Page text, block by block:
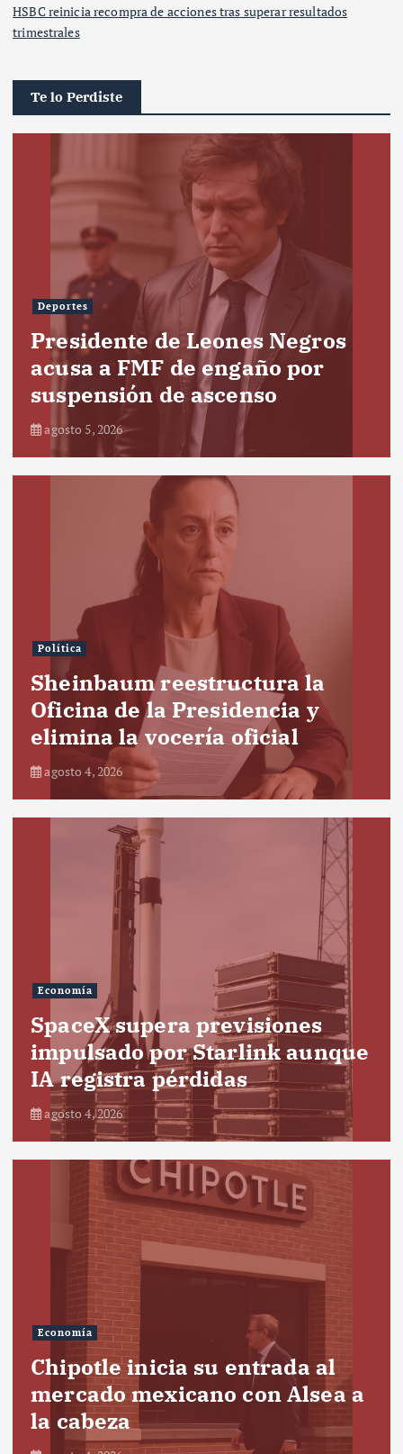
HSBC reinicia recompra de acciones tras superar resultados
trimestrales
Te lo Perdiste
Deportes
Presidente de Leones Negros
acusa a FMF de engaño por
suspensión de ascenso
agosto 5, 2026
Política
Sheinbaum reestructura la
Oficina de la Presidencia y
elimina la vocería oficial
agosto 4, 2026
Economía
SpaceX supera previsiones
impulsado por Starlink aunque
IA registra pérdidas
agosto 4, 2026
Economía
Chipotle inicia su entrada al
mercado mexicano con Alsea a
la cabeza